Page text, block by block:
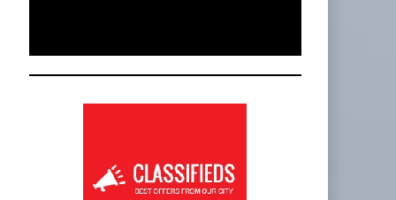
Onest SmartLogistics Impulsa Tecnología…
16-JUL-2026 BY IT-NETWORK